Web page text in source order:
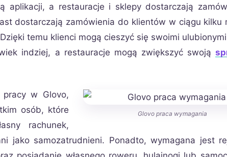
aplikacji, a restauracje i sklepy dostarczają
dostarczają zamówienia do klientów w ciągu kilku
temu klienci mogą cieszyć się swoimi
indziej, a restauracje mogą zwiększyć swoją
Glovo praca wymagania
w Glovo,
osób, które
rachunek,
jako samozatrudnieni. Ponadto, wymagana jest